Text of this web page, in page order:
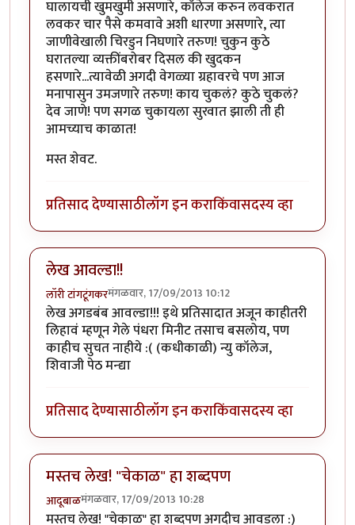
घालायची खुमखुमी असणारे, कॉलेज करुन लवकरात
लवकर चार पैसे कमवावे अशी धारणा असणारे, त्या
जाणीवेखाली चिरडुन निघणारे तरुण! चुकुन कुठे
घरातल्या व्यक्तींबरोबर दिसल की खुदकन
हसणारे...त्यावेळी अगदी वेगळ्या ग्रहावरचे पण आज
मनापासुन उमजणारे तरुण! काय चुकलं? कुठे चुकलं?
देव जाणे! पण सगळ चुकायला सुरवात झाली ती ही
आमच्याच काळात!
मस्त शेवट.
प्रतिसाद देण्यासाठीलॉग इन कराकिंवासदस्य व्हा
लेख आवल्डा!!
लॉरी टांगटूंगकरमंगळवार, 17/09/2013 10:12
लेख अगडबंब आवल्डा!!! इथे प्रतिसादात अजून काहीतरी
लिहावं म्हणून गेले पंधरा मिनीट तसाच बसलोय, पण
काहीच सुचत नाहीये :( (कधीकाळी) न्यु कॉलेज,
शिवाजी पेठ मन्द्या
प्रतिसाद देण्यासाठीलॉग इन कराकिंवासदस्य व्हा
मस्तच लेख! "चेकाळ" हा शब्दपण
आदूबाळमंगळवार, 17/09/2013 10:28
मस्तच लेख! "चेकाळ" हा शब्दपण अगदीच आवडला :)